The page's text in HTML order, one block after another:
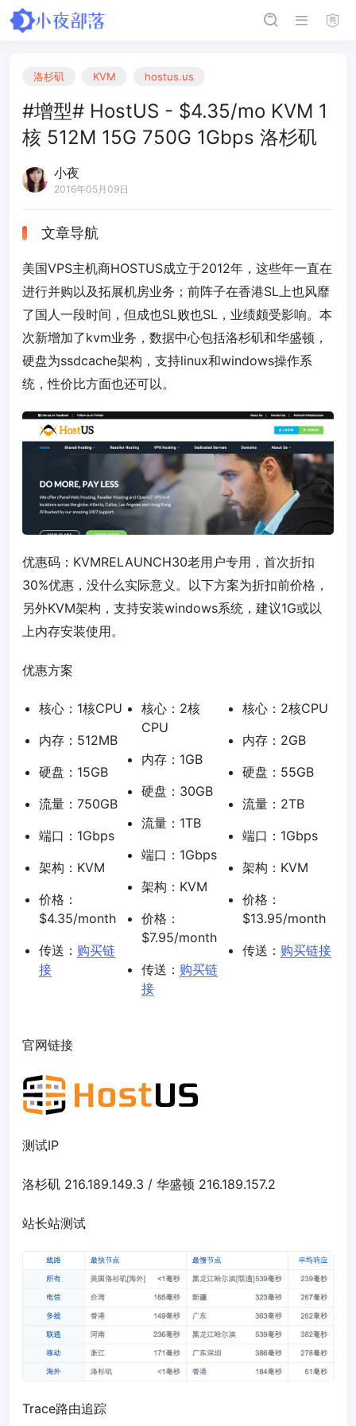
洛杉矶 KVM hostus.us
#增型# HostUS - $4.35/mo KVM 1
核 512M 15G 750G 1Gbps 洛杉矶
小夜
2016年05月09日
文章导航
美国VPS主机商HOSTUS成立于2012年，这些年一直在
进行并购以及拓展机房业务；前阵子在香港SL上也风靡
了国人一段时间，但成也SL败也SL，业绩颇受影响。本
次新增加了kvm业务，数据中心包括洛杉矶和华盛顿，
硬盘为ssdcache架构，支持linux和windows操作系
统，性价比方面也还可以。
优惠码： KVMRELAUNCH30老用户专用，首次折扣
30%优惠，没什么实际意义。以下方案为折扣前价格，
另外KVM架构，支持安装windows系统，建议1G或以
上内存安装使用。
优惠方案
核心：1核CPU
内存：512MB
硬盘：15GB
流量：750GB
端口：1Gbps
架构：KVM
价格：
$4.35/month
传送： 购买链
接
核心：2核
CPU
内存：1GB
硬盘：30GB
流量：1TB
端口：1Gbps
架构：KVM
价格：
$7.95/month
传送： 购买链
接
核心：2核CPU
内存：2GB
硬盘：55GB
流量：2TB
端口：1Gbps
架构：KVM
价格：
$13.95/month
传送： 购买链接
官网链接
测试IP
洛杉矶 216.189.149.3 / 华盛顿 216.189.157.2
站长站测试
Trace路由追踪